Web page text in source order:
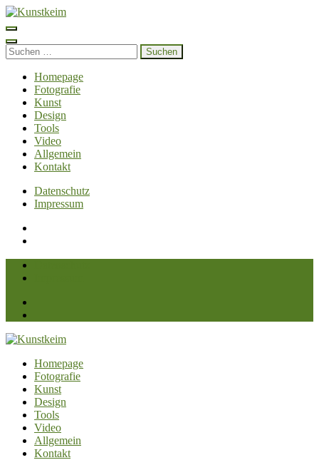
Zum
Inhalt
springen
(Enter
drücken)
Suchen
nach:
Homepage
Fotografie
Kunst
Design
Tools
Video
Allgemein
Kontakt
Datenschutz
Impressum
Kunstkeim
Fotografie, Design und Szene
Homepage
Fotografie
Kunst
Design
Tools
Video
Allgemein
Kontakt